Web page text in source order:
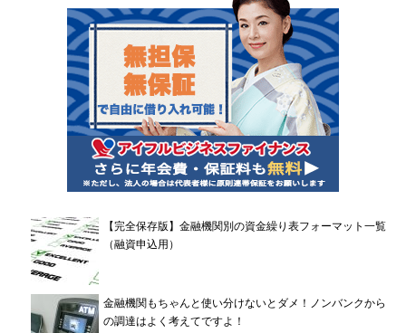
【完全保存版】金融機関別の資金繰り表フォーマット一覧
（融資申込用）
金融機関もちゃんと使い分けないとダメ！ノンバンクから
の調達はよく考えてですよ！